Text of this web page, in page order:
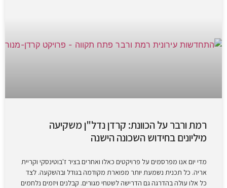
רמת ורבר על הכוונת: קרדן נדל"ן משקיעה
מיליונים בחידוש השכונה הישנה
מדי יום אנו מפרסמים על פרויקטים כאלו ואחרים בציר ז'בוטינסקי וקריית
אריה. כל תכנית נשמעת יותר מפוארת מקודמה בגודל ובהשקעה. לצד
כל אלו עולה בהדרגה גם הדרישה לשטחי מגורים. קבלנים ויזמים נלחמים